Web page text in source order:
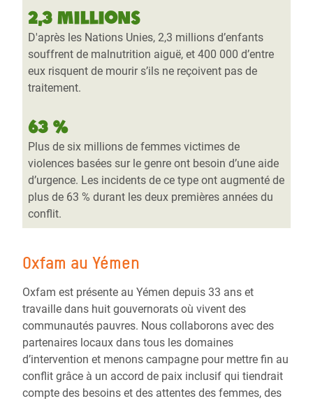
2,3 millions
D'après les Nations Unies, 2,3 millions d’enfants
souffrent de malnutrition aiguë, et 400 000 d’entre
eux risquent de mourir s’ils ne reçoivent pas de
traitement.
63 %
Plus de six millions de femmes victimes de
violences basées sur le genre ont besoin d’une aide
d’urgence. Les incidents de ce type ont augmenté de
plus de 63 % durant les deux premières années du
conflit.
Oxfam au Yémen
Oxfam est présente au Yémen depuis 33 ans et
travaille dans huit gouvernorats où vivent des
communautés pauvres. Nous collaborons avec des
partenaires locaux dans tous les domaines
d’intervention et menons campagne pour mettre fin au
conflit grâce à un accord de paix inclusif qui tiendrait
compte des besoins et des attentes des femmes, des